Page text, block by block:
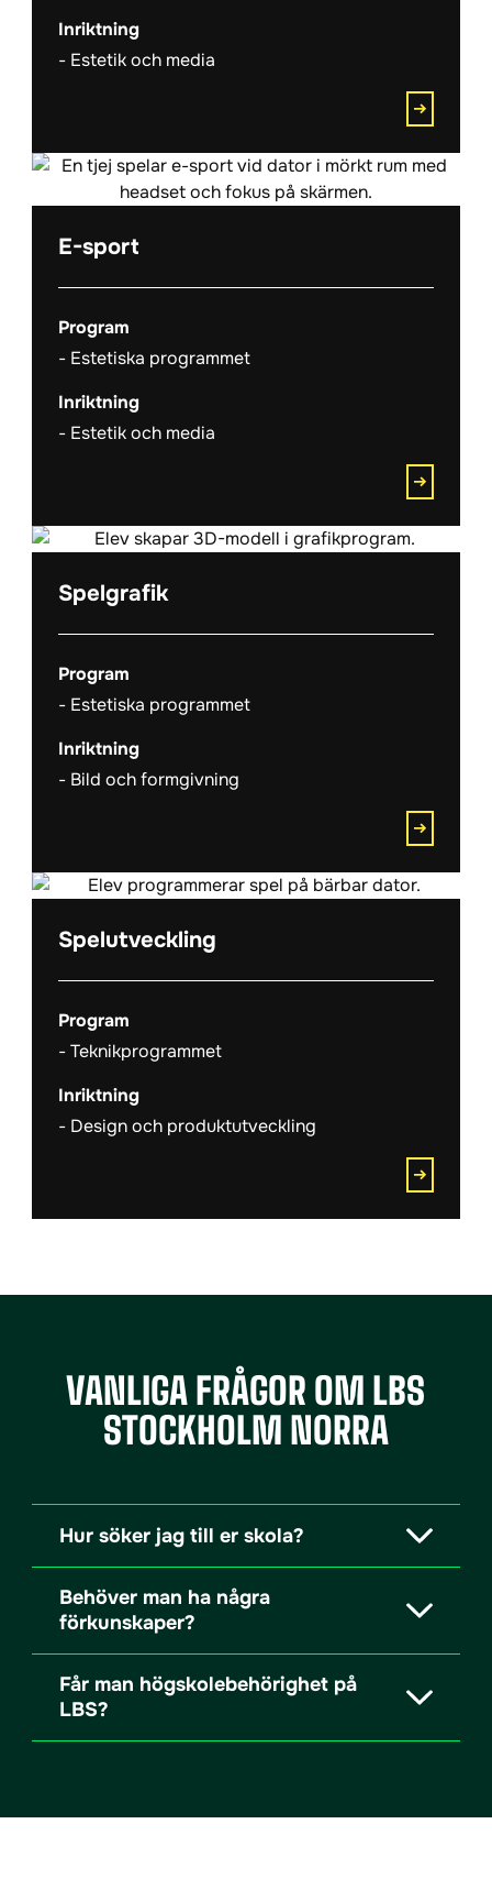
Inriktning
Estetik och media
E-sport
Program
Estetiska programmet
Inriktning
Estetik och media
Spelgrafik
Program
Estetiska programmet
Inriktning
Bild och formgivning
Spelutveckling
Program
Teknikprogrammet
Inriktning
Design och produktutveckling
VANLIGA FRÅGOR OM LBS
STOCKHOLM NORRA
Hur söker jag till er skola?
Behöver man ha några
förkunskaper?
Får man högskolebehörighet på
LBS?